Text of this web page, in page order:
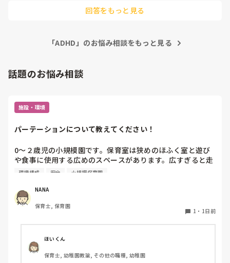
感じる瞬間もある、職場環境は働きやすいいいところ、保育
ADHDを持ちながら保育士をされている方いらっしゃいます
いますか？
また変な質問ですが、これだけ長く働いていても注意を受け
自分より仕事ができる年下の後輩を見ていると、自分がどん
いう風に扱いたいが、𓏸𓏸の扱い方あっていましたっけ？)臨機応
きないのかをわかってもらっているそうです。少しでもお力に
回答をもっと見る
「ADHD」のお悩み相談をもっと見る
話題のお悩み相談
施設・環境
パーテーションについて教えてください！
0〜２歳児の小規模園です。保育室は狭めのほふく室と遊び
や食事に使用する広めのスペースがあります。広すぎると走
り回ったりして落ち着かないので、活動によってパーテーシ
うな素材で軽いので、ちょっと体が当たると倒れたり、つか
まり立ちが不安定な子にとっては共倒れになったりで危険で
す。かと言って固定してしまうと活動によって柔軟に移動す
しっかりした重いものを置いていましたが、移動が大変で使
い勝手が悪く、子どもがぶつかって倒れた時に怖い思いをし
ました。
皆さんの園ではどんなもので工夫されていますか？
環境構成 安全 小規模保育園
NANA
保育士, 保育園
1 ・ 1日前
ほいくん
保育士, 幼稚園教諭, その他の職種, 幼稚園